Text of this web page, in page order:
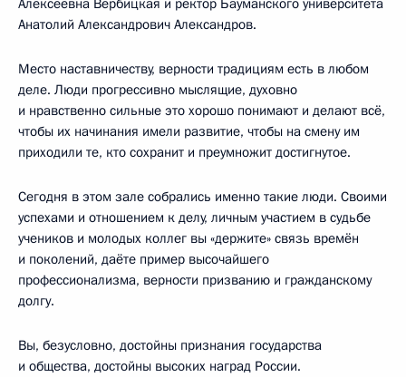
Алексеевна Вербицкая и ректор Бауманского университета
Анатолий Александрович Александров.
Место наставничеству, верности традициям есть в любом
деле. Люди прогрессивно мыслящие, духовно
и нравственно сильные это хорошо понимают и делают всё,
чтобы их начинания имели развитие, чтобы на смену им
приходили те, кто сохранит и преумножит достигнутое.
Сегодня в этом зале собрались именно такие люди. Своими
успехами и отношением к делу, личным участием в судьбе
учеников и молодых коллег вы «держите» связь времён
и поколений, даёте пример высочайшего
профессионализма, верности призванию и гражданскому
долгу.
Вы, безусловно, достойны признания государства
и общества, достойны высоких наград России.